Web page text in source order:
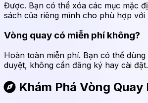
Được. Bạn có thể xóa các mục mặc
sách của riêng mình cho phù hợp với
Vòng quay có miễn phí không?
Hoàn toàn miễn phí. Bạn có thể
duyệt, không cần đăng ký hay cài đặt.
Khám Phá Vòng Quay